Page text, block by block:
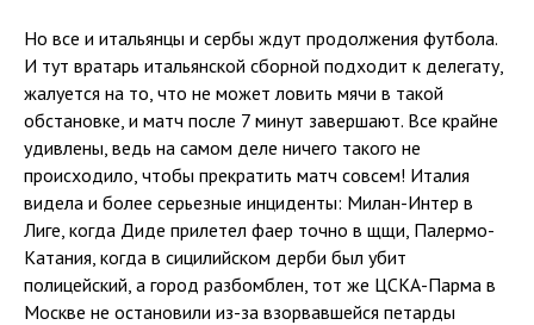
Но все и итальянцы и сербы ждут продолжения футбола.
И тут вратарь итальянской сборной подходит к делегату,
жалуется на то, что не может ловить мячи в такой
обстановке, и матч после 7 минут завершают. Все крайне
удивлены, ведь на самом деле ничего такого не
происходило, чтобы прекратить матч совсем! Италия
видела и более серьезные инциденты: Милан-Интер в
Лиге, когда Диде прилетел фаер точно в щщи, Палермо-
Катания, когда в сицилийском дерби был убит
полицейский, а город разбомблен, тот же ЦСКА-Парма в
Москве не остановили из-за взорвавшейся петарды